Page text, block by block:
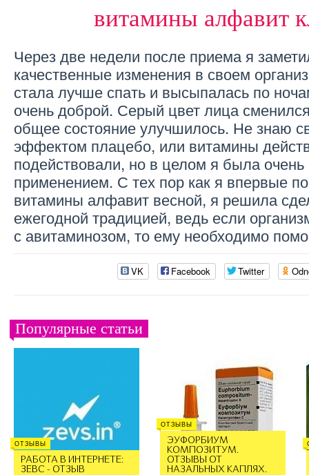
витамины алфавит
Через две недели после приема я
качественные изменения в своем
стала лучше спать и высыпалась по
очень доброй. Серый цвет лица
общее состояние улучшилось. Не знаю
эффектом плацебо, или витамины
подействовали, но в целом я была
применением. С тех пор как я впервые
витамины алфавит весной, я решила
ежегодной традицией, ведь если
с авитаминозом, то ему необходимо
VK Facebook Twitter
Популярные статьи
ОТЗЫВЫ
РАБОТА В ИНТЕРНЕТЕ:
ЗЕВС - ОТЗЫВ
ОТЗЫВЫ
ЭУФОРБИУМ
КОМПОЗИТУМ.
ОТЗЫВЫ ОТ
НАЗАЛЬНЫХ КАПЛЯХ.